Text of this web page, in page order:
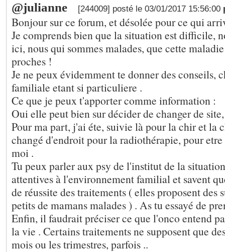
@julianne [244009] posté le 03/01/2017 15:56:00
Bonjour sur ce forum, et désolée pour ce qui
Je comprends bien que la situation est difficile,
ici, nous qui sommes malades, que cette
proches !
Je ne peux évidemment te donner des conseils,
familiale etant si particuliere .
Ce que je peux t'apporter comme information :
Oui elle peut bien sur décider de changer de
Pour ma part, j'ai éte, suivie là pour la chir et la
changé d'endroit pour la radiothérapie, pour etre
moi .
Tu peux parler aux psy de l'institut de la
attentives à l'environnement familial et savent
de réussite des traitements ( elles proposent des
petits de mamans malades ) . As tu essayé de
Enfin, il faudrait préciser ce que l'onco entend
la vie . Certains traitements ne supposent que
mois ou les trimestres, parfois ..